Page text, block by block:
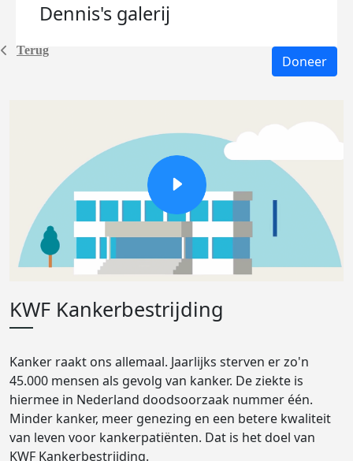
Terug
Dennis's galerij
Doneer
KWF Kankerbestrijding
Kanker raakt ons allemaal. Jaarlijks sterven er zo'n
45.000 mensen als gevolg van kanker. De ziekte is
hiermee in Nederland doodsoorzaak nummer één.
Minder kanker, meer genezing en een betere kwaliteit
van leven voor kankerpatiënten. Dat is het doel van
KWF Kankerbestrijding.